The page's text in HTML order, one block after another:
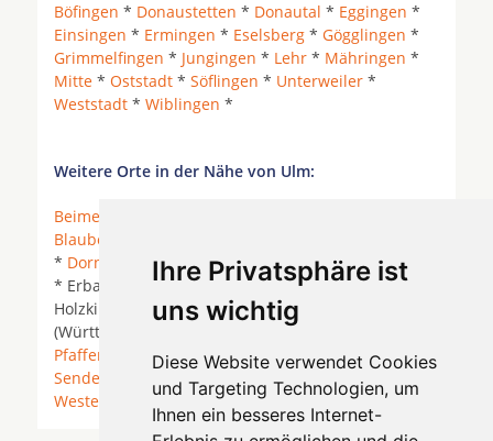
Ihre Privatsphäre ist
uns wichtig
Diese Website verwendet Cookies
und Targeting Technologien, um
Ihnen ein besseres Internet-
Böfingen * Donaustetten * Donautal * Eggingen *
Einsingen * Ermingen * Eselsberg * Gögglingen *
Grimmelfingen * Jungingen * Lehr * Mähringen *
Mitte * Oststadt * Söflingen * Unterweiler *
Weststadt * Wiblingen *
Weitere Orte in der Nähe von Ulm:
Beimerstetten
Blaubeuren
* Dornstadt * Dornstadt (Württemberg) *Elchingen
* Erbach (Donau) *Erbach an der Donau *
Holzkirch *
Illerkirchberg*Langenau
(Württemberg) *
Neu-Ulm
Pfaffenhofen an der Roth* Senden (Bayern) *
Senden (Iller)
Staig * Staig (Weihung) * Ulm
Westerstetten*